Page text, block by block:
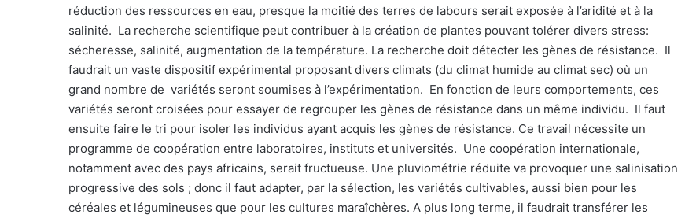
réduction des ressources en eau, presque la moitié des terres de labours serait exposée à l’aridité et à la
salinité. La recherche scientifique peut contribuer à la création de plantes pouvant tolérer divers stress:
sécheresse, salinité, augmentation de la température. La recherche doit détecter les gènes de résistance. Il
faudrait un vaste dispositif expérimental proposant divers climats (du climat humide au climat sec) où un
grand nombre de variétés seront soumises à l’expérimentation. En fonction de leurs comportements, ces
variétés seront croisées pour essayer de regrouper les gènes de résistance dans un même individu. Il faut
ensuite faire le tri pour isoler les individus ayant acquis les gènes de résistance. Ce travail nécessite un
programme de coopération entre laboratoires, instituts et universités. Une coopération internationale,
notamment avec des pays africains, serait fructueuse. Une pluviométrie réduite va provoquer une salinisation
progressive des sols ; donc il faut adapter, par la sélection, les variétés cultivables, aussi bien pour les
céréales et légumineuses que pour les cultures maraîchères. A plus long terme, il faudrait transférer les